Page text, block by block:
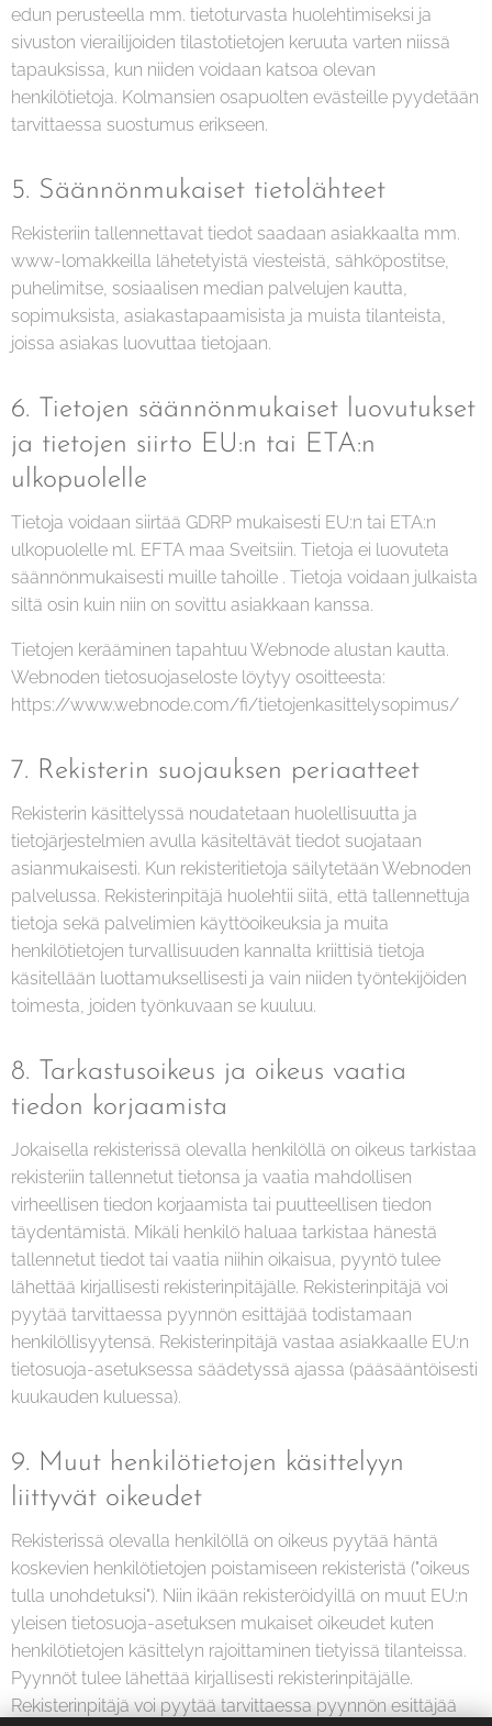
edun perusteella mm. tietoturvasta huolehtimiseksi ja
sivuston vierailijoiden tilastotietojen keruuta varten niissä
tapauksissa, kun niiden voidaan katsoa olevan
henkilötietoja. Kolmansien osapuolten evästeille pyydetään
tarvittaessa suostumus erikseen.
5. Säännönmukaiset tietolähteet
Rekisteriin tallennettavat tiedot saadaan asiakkaalta mm.
www-lomakkeilla lähetetyistä viesteistä, sähköpostitse,
puhelimitse, sosiaalisen median palvelujen kautta,
sopimuksista, asiakastapaamisista ja muista tilanteista,
joissa asiakas luovuttaa tietojaan.
6. Tietojen säännönmukaiset luovutukset
ja tietojen siirto EU:n tai ETA:n
ulkopuolelle
Tietoja voidaan siirtää GDRP mukaisesti EU:n tai ETA:n
ulkopuolelle ml. EFTA maa Sveitsiin. Tietoja ei luovuteta
säännönmukaisesti muille tahoille . Tietoja voidaan julkaista
siltä osin kuin niin on sovittu asiakkaan kanssa.
Tietojen kerääminen tapahtuu Webnode alustan kautta.
Webnoden tietosuojaseloste löytyy osoitteesta:
https://www.webnode.com/fi/tietojenkasittelysopimus/
7. Rekisterin suojauksen periaatteet
Rekisterin käsittelyssä noudatetaan huolellisuutta ja
tietojärjestelmien avulla käsiteltävät tiedot suojataan
asianmukaisesti. Kun rekisteritietoja säilytetään Webnoden
palvelussa. Rekisterinpitäjä huolehtii siitä, että tallennettuja
tietoja sekä palvelimien käyttöoikeuksia ja muita
henkilötietojen turvallisuuden kannalta kriittisiä tietoja
käsitellään luottamuksellisesti ja vain niiden työntekijöiden
toimesta, joiden työnkuvaan se kuuluu.
8. Tarkastusoikeus ja oikeus vaatia
tiedon korjaamista
Jokaisella rekisterissä olevalla henkilöllä on oikeus tarkistaa
rekisteriin tallennetut tietonsa ja vaatia mahdollisen
virheellisen tiedon korjaamista tai puutteellisen tiedon
täydentämistä. Mikäli henkilö haluaa tarkistaa hänestä
tallennetut tiedot tai vaatia niihin oikaisua, pyyntö tulee
lähettää kirjallisesti rekisterinpitäjälle. Rekisterinpitäjä voi
pyytää tarvittaessa pyynnön esittäjää todistamaan
henkilöllisyytensä. Rekisterinpitäjä vastaa asiakkaalle EU:n
tietosuoja-asetuksessa säädetyssä ajassa (pääsääntöisesti
kuukauden kuluessa).
9. Muut henkilötietojen käsittelyyn
liittyvät oikeudet
Rekisterissä olevalla henkilöllä on oikeus pyytää häntä
koskevien henkilötietojen poistamiseen rekisteristä ("oikeus
tulla unohdetuksi"). Niin ikään rekisteröidyillä on muut EU:n
yleisen tietosuoja-asetuksen mukaiset oikeudet kuten
henkilötietojen käsittelyn rajoittaminen tietyissä tilanteissa.
Pyynnöt tulee lähettää kirjallisesti rekisterinpitäjälle.
Rekisterinpitäjä voi pyytää tarvittaessa pyynnön esittäjää